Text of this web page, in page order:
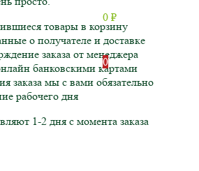
0 ₽
0
товары в корзину
о получателе и доставке
заказа от менеджера
банковскими картами
заказа мы с вами обязательно
рабочего дня
1-2 дня с момента заказа